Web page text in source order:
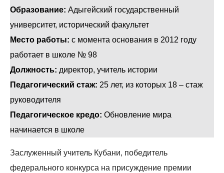
Образование: Адыгейский государственный
университет, исторический факультет
Место работы: с момента основания в 2012 году
работает в школе № 98
Должность: директор, учитель истории
Педагогический стаж: 25 лет, из которых 18 – стаж
руководителя
Педагогическое кредо: Обновление мира
начинается в школе
Заслуженный учитель Кубани, победитель
федерального конкурса на присуждение премии